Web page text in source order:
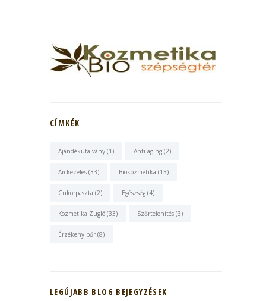
CÍMKÉK
Ajándékutalvány (1) Anti-aging (2)
Arckezelés (33) Biokozmetika (13)
Cukorpaszta (2) Egészség (4)
Kozmetika Zugló (33) Szőrtelenítés (3)
Érzékeny bőr (8)
LEGÚJABB BLOG BEJEGYZÉSEK